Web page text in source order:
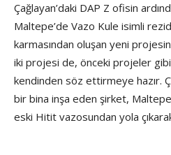
Çağlayan’daki DAP Z ofisin
Maltepe’de Vazo Kule isimli
karmasından oluşan yeni
iki projesi de, önceki projeler
kendinden söz ettirmeye hazır.
bir bina inşa eden şirket,
eski Hitit vazosundan yola